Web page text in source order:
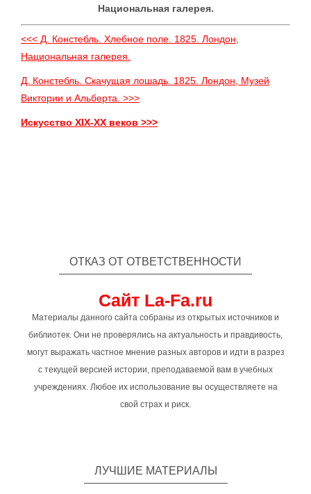
Национальная галерея.
<<< Д. Констебль. Хлебное поле. 1825. Лондон,
Национальная галерея.
Д. Констебль. Скачущая лошадь. 1825. Лондон, Музей
Виктории и Альберта. >>>
Искусство XIX-XX веков >>>
ОТКАЗ ОТ ОТВЕТСТВЕННОСТИ
Сайт La-Fa.ru
Материалы данного сайта собраны из открытых источников и
библиотек. Они не проверялись на актуальность и правдивость,
могут выражать частное мнение разных авторов и идти в разрез
с текущей версией истории, преподаваемой вам в учебных
учреждениях. Любое их использование вы осуществляете на
свой страх и риск.
ЛУЧШИЕ МАТЕРИАЛЫ